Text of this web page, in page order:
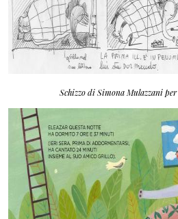
Schizzo di Simona Mulazzani per